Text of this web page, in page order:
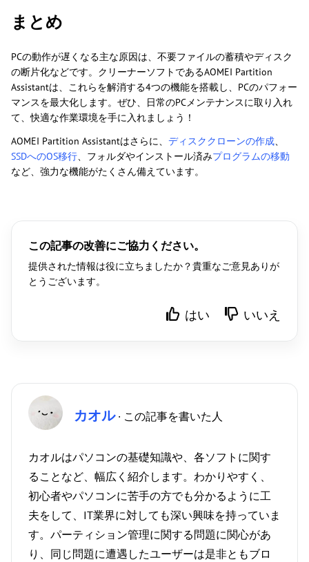
まとめ
PCの動作が遅くなる主な原因は、不要ファイルの蓄積やディスク
の断片化などです。クリーナーソフトであるAOMEI Partition
Assistantは、これらを解消する4つの機能を搭載し、PCのパフォー
マンスを最大化します。ぜひ、日常のPCメンテナンスに取り入れ
て、快適な作業環境を手に入れましょう！
AOMEI Partition Assistantはさらに、 ディスククローンの作成、
SSDへのOS移行、フォルダやインストール済みプログラムの移動
など、強力な機能がたくさん備えています。
この記事の改善にご協力ください。
提供された情報は役に立ちましたか？貴重なご意見ありが
とうございます。
はい いいえ
カオル· この記事を書いた人
カオルはパソコンの基礎知識や、各ソフトに関す
ることなど、幅広く紹介します。わかりやすく、
初心者やパソコンに苦手の方でも分かるように工
夫をして、IT業界に対しても深い興味を持っていま
す。パーティション管理に関する問題に関心があ
り、同じ問題に遭遇したユーザーは是非ともブロ